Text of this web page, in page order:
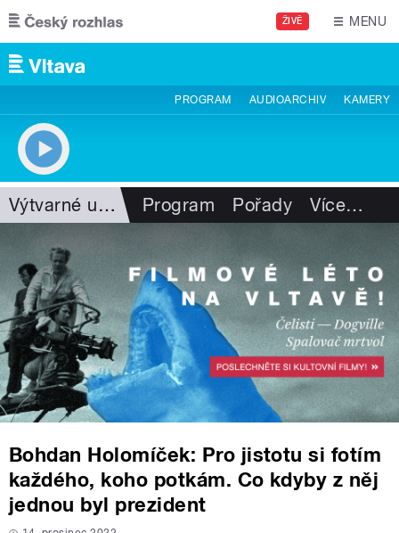
Přejít k hlavnímu obsahu
ŽIVĚ MENU
PROGRAM AUDIOARCHIV KAMERY
Výtvarné umění Program Pořady Více…
Bohdan Holomíček: Pro jistotu si fotím
každého, koho potkám. Co kdyby z něj
jednou byl prezident